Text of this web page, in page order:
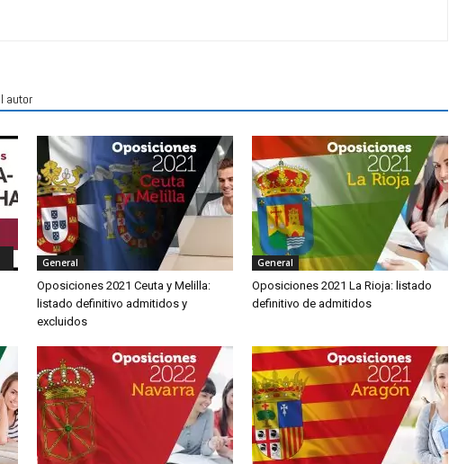
autor
General
Oposiciones 2021 Ceuta y Melilla:
listado definitivo admitidos y
excluidos
General
Oposiciones 2021 La Rioja: listado
definitivo de admitidos